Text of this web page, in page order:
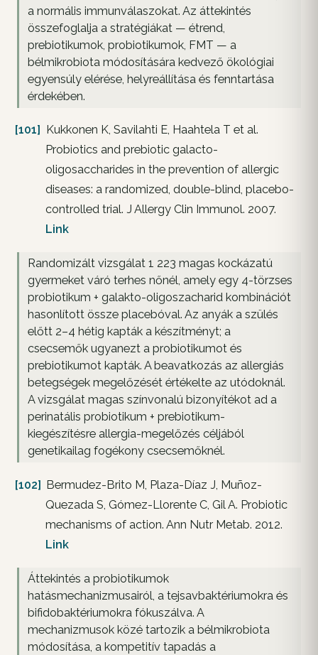
a normális immunválaszokat. Az áttekintés
összefoglalja a stratégiákat — étrend,
prebiotikumok, probiotikumok, FMT — a
bélmikrobiota módosítására kedvező ökológiai
egyensúly elérése, helyreállítása és fenntartása
érdekében.
[101]
Kukkonen K, Savilahti E, Haahtela T et al.
Probiotics and prebiotic galacto-
oligosaccharides in the prevention of allergic
diseases: a randomized, double-blind, placebo-
controlled trial. J Allergy Clin Immunol. 2007.
Link
Randomizált vizsgálat 1 223 magas kockázatú
gyermeket váró terhes nőnél, amely egy 4-törzses
probiotikum + galakto-oligoszacharid kombinációt
hasonlított össze placebóval. Az anyák a szülés
előtt 2–4 hétig kapták a készítményt; a
csecsemők ugyanezt a probiotikumot és
prebiotikumot kapták. A beavatkozás az allergiás
betegségek megelőzését értékelte az utódoknál.
A vizsgálat magas színvonalú bizonyítékot ad a
perinatális probiotikum + prebiotikum-
kiegészítésre allergia-megelőzés céljából
genetikailag fogékony csecsemőknél.
[102]
Bermudez-Brito M, Plaza-Díaz J, Muñoz-
Quezada S, Gómez-Llorente C, Gil A. Probiotic
mechanisms of action. Ann Nutr Metab. 2012.
Link
Áttekintés a probiotikumok
hatásmechanizmusairól, a tejsavbaktériumokra és
bifidobaktériumokra fókuszálva. A
mechanizmusok közé tartozik a bélmikrobiota
módosítása, a kompetitív tapadás a